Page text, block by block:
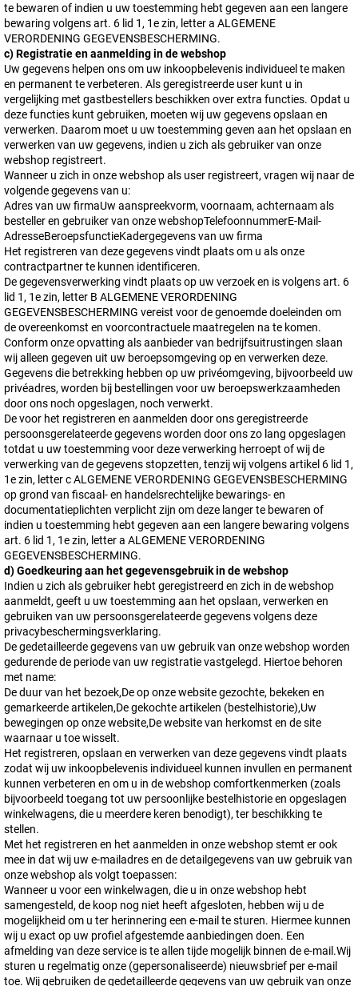
te bewaren of indien u uw toestemming hebt gegeven aan een langere
bewaring volgens art. 6 lid 1, 1e zin, letter a ALGEMENE
VERORDENING GEGEVENSBESCHERMING.
c) Registratie en aanmelding in de webshop
Uw gegevens helpen ons om uw inkoopbelevenis individueel te maken
en permanent te verbeteren. Als geregistreerde user kunt u in
vergelijking met gastbestellers beschikken over extra functies. Opdat u
deze functies kunt gebruiken, moeten wij uw gegevens opslaan en
verwerken. Daarom moet u uw toestemming geven aan het opslaan en
verwerken van uw gegevens, indien u zich als gebruiker van onze
webshop registreert.
Wanneer u zich in onze webshop als user registreert, vragen wij naar de
volgende gegevens van u:
Adres van uw firmaUw aanspreekvorm, voornaam, achternaam als
besteller en gebruiker van onze webshopTelefoonnummerE-Mail-
AdresseBeroepsfunctieKadergegevens van uw firma
Het registreren van deze gegevens vindt plaats om u als onze
contractpartner te kunnen identificeren.
De gegevensverwerking vindt plaats op uw verzoek en is volgens art. 6
lid 1, 1e zin, letter B ALGEMENE VERORDENING
GEGEVENSBESCHERMING vereist voor de genoemde doeleinden om
de overeenkomst en voorcontractuele maatregelen na te komen.
Conform onze opvatting als aanbieder van bedrijfsuitrustingen slaan
wij alleen gegeven uit uw beroepsomgeving op en verwerken deze.
Gegevens die betrekking hebben op uw privéomgeving, bijvoorbeeld uw
privéadres, worden bij bestellingen voor uw beroepswerkzaamheden
door ons noch opgeslagen, noch verwerkt.
De voor het registreren en aanmelden door ons geregistreerde
persoonsgerelateerde gegevens worden door ons zo lang opgeslagen
totdat u uw toestemming voor deze verwerking herroept of wij de
verwerking van de gegevens stopzetten, tenzij wij volgens artikel 6 lid 1,
1e zin, letter c ALGEMENE VERORDENING GEGEVENSBESCHERMING
op grond van fiscaal- en handelsrechtelijke bewarings- en
documentatieplichten verplicht zijn om deze langer te bewaren of
indien u toestemming hebt gegeven aan een langere bewaring volgens
art. 6 lid 1, 1e zin, letter a ALGEMENE VERORDENING
GEGEVENSBESCHERMING.
d) Goedkeuring aan het gegevensgebruik in de webshop
Indien u zich als gebruiker hebt geregistreerd en zich in de webshop
aanmeldt, geeft u uw toestemming aan het opslaan, verwerken en
gebruiken van uw persoonsgerelateerde gegevens volgens deze
privacybeschermingsverklaring.
De gedetailleerde gegevens van uw gebruik van onze webshop worden
gedurende de periode van uw registratie vastgelegd. Hiertoe behoren
met name:
De duur van het bezoek,De op onze website gezochte, bekeken en
gemarkeerde artikelen,De gekochte artikelen (bestelhistorie),Uw
bewegingen op onze website,De website van herkomst en de site
waarnaar u toe wisselt.
Het registreren, opslaan en verwerken van deze gegevens vindt plaats
zodat wij uw inkoopbelevenis individueel kunnen invullen en permanent
kunnen verbeteren en om u in de webshop comfortkenmerken (zoals
bijvoorbeeld toegang tot uw persoonlijke bestelhistorie en opgeslagen
winkelwagens, die u meerdere keren benodigt), ter beschikking te
stellen.
Met het registreren en het aanmelden in onze webshop stemt er ook
mee in dat wij uw e-mailadres en de detailgegevens van uw gebruik van
onze webshop als volgt toepassen:
Wanneer u voor een winkelwagen, die u in onze webshop hebt
samengesteld, de koop nog niet heeft afgesloten, hebben wij u de
mogelijkheid om u ter herinnering een e-mail te sturen. Hiermee kunnen
wij u exact op uw profiel afgestemde aanbiedingen doen. Een
afmelding van deze service is te allen tijde mogelijk binnen de e-mail.Wij
sturen u regelmatig onze (gepersonaliseerde) nieuwsbrief per e-mail
toe. Wij gebruiken de gedetailleerde gegevens van uw gebruik van onze